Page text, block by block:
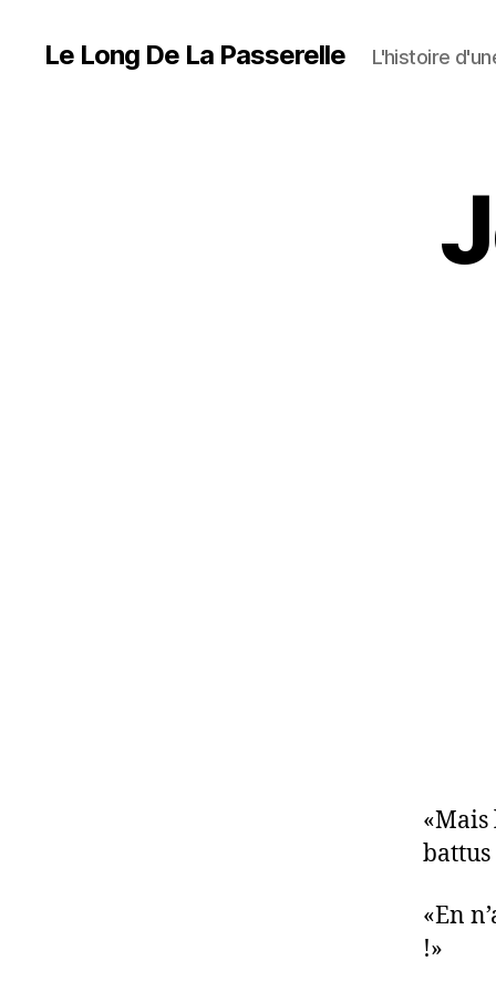
Le Long De La Passerelle L'histoire
«Mais
battus
«En
!»